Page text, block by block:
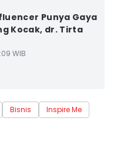
Punya Gaya
Kocak, dr. Tirta
WIB
Bisnis Inspire Me